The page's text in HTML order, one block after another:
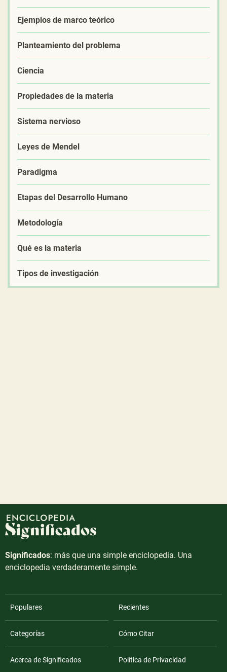
Ejemplos de marco teórico
Planteamiento del problema
Ciencia
Propiedades de la materia
Sistema nervioso
Leyes de Mendel
Paradigma
Etapas del Desarrollo Humano
Metodología
Qué es la materia
Tipos de investigación
Significados: más que una simple enciclopedia. Una
enciclopedia verdaderamente simple.
Populares Recientes
Categorías Cómo Citar
Acerca de Significados Política de Privacidad